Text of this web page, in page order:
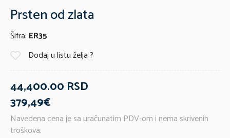
Prsten od zlata
Šifra: ER35
Dodaj u listu želja ?
44,400.00 RSD
379,49€
Navedena cena je sa uračunatim PDV-om i nema skrivenih
troškova.